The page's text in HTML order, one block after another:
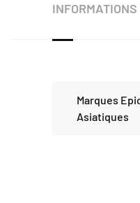
Marques
Asiatiques